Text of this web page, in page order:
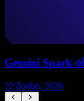
Gemini Spark-
22 მაისი, 2026